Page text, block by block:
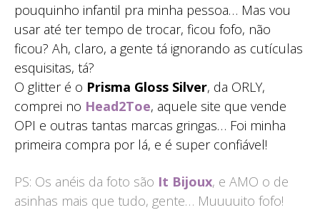
pouquinho infantil pra minha pessoa… Mas vou
usar até ter tempo de trocar, ficou fofo, não
ficou? Ah, claro, a gente tá ignorando as cutículas
esquisitas, tá?
O glitter é o Prisma Gloss Silver, da ORLY,
comprei no Head2Toe, aquele site que vende
OPI e outras tantas marcas gringas… Foi minha
primeira compra por lá, e é super confiável!
PS: Os anéis da foto são It Bijoux, e AMO o de
asinhas mais que tudo, gente… Muuuuito fofo!